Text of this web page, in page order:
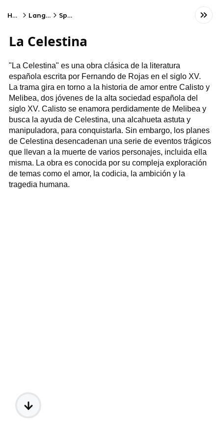
Home Language Spanish
La Celestina
"La Celestina" es una obra clásica de la literatura
española escrita por Fernando de Rojas en el siglo XV.
La trama gira en torno a la historia de amor entre Calisto y
Melibea, dos jóvenes de la alta sociedad española del
siglo XV. Calisto se enamora perdidamente de Melibea y
busca la ayuda de Celestina, una alcahueta astuta y
manipuladora, para conquistarla. Sin embargo, los planes
de Celestina desencadenan una serie de eventos trágicos
que llevan a la muerte de varios personajes, incluida ella
misma. La obra es conocida por su compleja exploración
de temas como el amor, la codicia, la ambición y la
tragedia humana.